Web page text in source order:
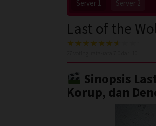
Server 1 Server 2
Last of the
Sinopsis
Korup, dan